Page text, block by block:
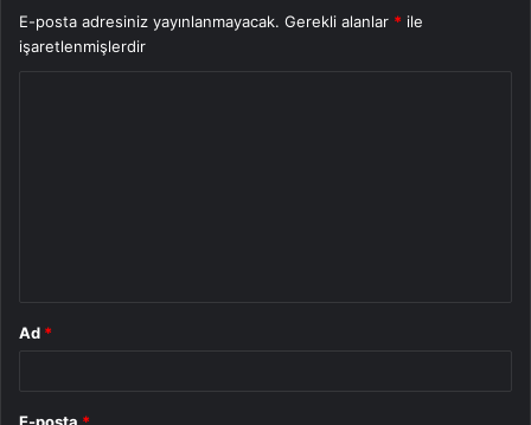
E-posta adresiniz yayınlanmayacak. Gerekli alanlar * ile
işaretlenmişlerdir
Ad *
E-posta *